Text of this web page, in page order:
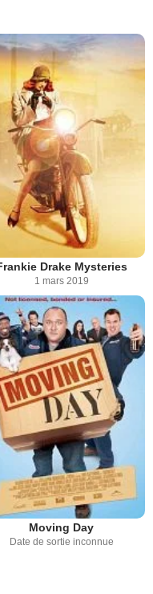
Drake Mysteries
1 mars 2019
Moving Day
Date de sortie inconnue